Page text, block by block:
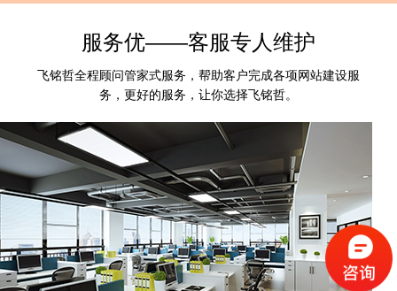
服务优——客服专人维护
飞铭哲全程顾问管家式服务，帮助客户完成各项网站建设服
务，更好的服务，让你选择飞铭哲。